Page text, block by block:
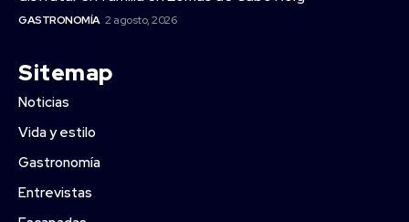
GASTRONOMÍA 2 agosto, 2026
Sitemap
Noticias
Vida y estilo
Gastronomía
Entrevistas